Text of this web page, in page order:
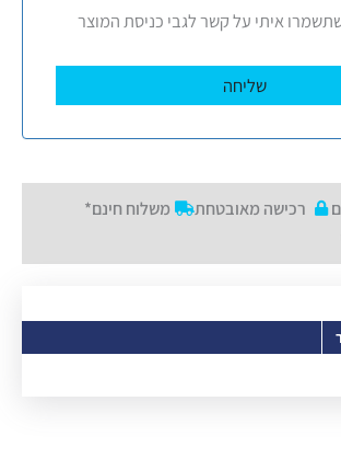
איתי על קשר לגבי כניסת המוצר
רכישה מאובטחת
משלוח חינם*